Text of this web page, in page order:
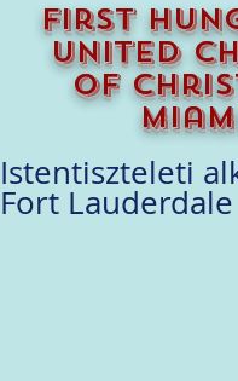
first
united
of
Istentiszteleti
Fort Lauderdale